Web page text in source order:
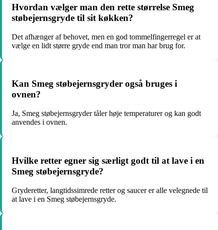
Hvordan vælger man den rette størrelse Smeg
støbejernsgryde til sit køkken?
Det afhænger af behovet, men en god tommelfingerregel er at
vælge en lidt større gryde end man tror man har brug for.
Kan Smeg støbejernsgryder også bruges i
ovnen?
Ja, Smeg støbejernsgryder tåler høje temperaturer og kan godt
anvendes i ovnen.
Hvilke retter egner sig særligt godt til at lave i en
Smeg støbejernsgryde?
Gryderetter, langtidssimrede retter og saucer er alle velegnede til
at lave i en Smeg støbejernsgryde.